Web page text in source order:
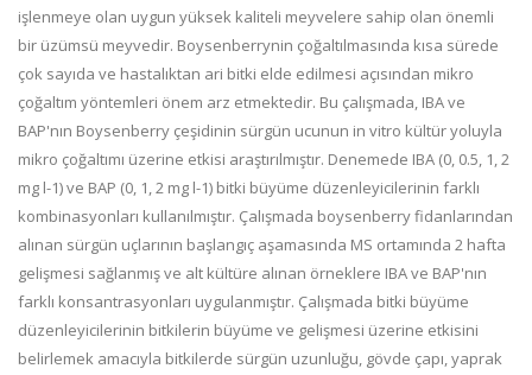
işlenmeye olan uygun yüksek kaliteli meyvelere sahip olan önemli
bir üzümsü meyvedir. Boysenberrynin çoğaltılmasında kısa sürede
çok sayıda ve hastalıktan ari bitki elde edilmesi açısından mikro
çoğaltım yöntemleri önem arz etmektedir. Bu çalışmada, IBA ve
BAP'nın Boysenberry çeşidinin sürgün ucunun in vitro kültür yoluyla
mikro çoğaltımı üzerine etkisi araştırılmıştır. Denemede IBA (0, 0.5, 1, 2
mg l-1) ve BAP (0, 1, 2 mg l-1) bitki büyüme düzenleyicilerinin farklı
kombinasyonları kullanılmıştır. Çalışmada boysenberry fidanlarından
alınan sürgün uçlarının başlangıç aşamasında MS ortamında 2 hafta
gelişmesi sağlanmış ve alt kültüre alınan örneklere IBA ve BAP'nın
farklı konsantrasyonları uygulanmıştır. Çalışmada bitki büyüme
düzenleyicilerinin bitkilerin büyüme ve gelişmesi üzerine etkisini
belirlemek amacıyla bitkilerde sürgün uzunluğu, gövde çapı, yaprak